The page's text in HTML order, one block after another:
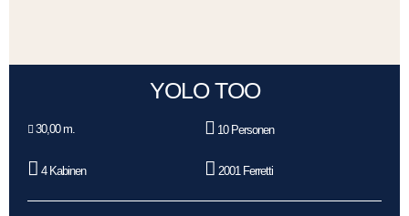
YOLO TOO
30,00 m. 10 Personen
4 Kabinen 2001 Ferretti